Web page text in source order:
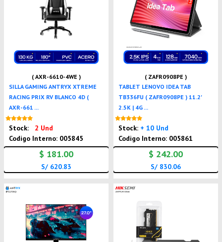
( AXR-6610-4WE )
SILLA GAMING ANTRYX XTREME
RACING PRIX RV BLANCO 4D (
AXR-661 ...
Stock:
2 Und
Codigo Interno: 005845
$ 181.00
S/ 620.83
( ZAFR0908PE )
TABLET LENOVO IDEA TAB
TB336FU ( ZAFR0908PE ) 11.2'
2.5K | 4G ...
Stock: + 10 Und
Codigo Interno: 005861
$ 242.00
S/ 830.06